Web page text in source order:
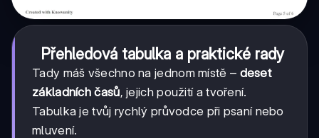
Přehledová tabulka a praktické rady
Tady máš všechno na jednom místě – deset
základních časů, jejich použití a tvoření.
Tabulka je tvůj rychlý průvodce při psaní nebo
mluvení.